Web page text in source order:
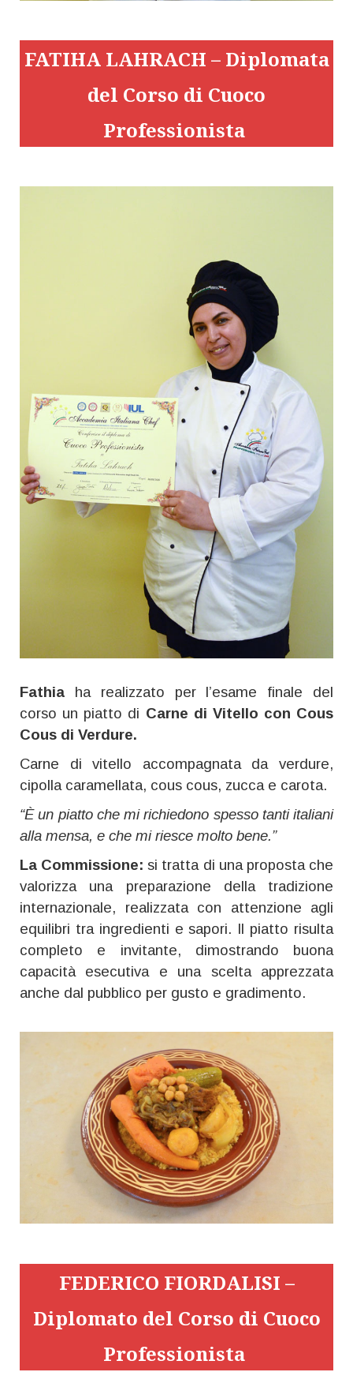
FATIHA LAHRACH – Diplomata
del Corso di Cuoco
Professionista
Fathia ha realizzato per l’esame finale del
corso un piatto di Carne di Vitello con Cous
Cous di Verdure.
Carne di vitello accompagnata da verdure,
cipolla caramellata, cous cous, zucca e carota.
“È un piatto che mi richiedono spesso tanti italiani
alla mensa, e che mi riesce molto bene.”
La Commissione:si tratta di una proposta che
valorizza una preparazione della tradizione
internazionale, realizzata con attenzione agli
equilibri tra ingredienti e sapori. Il piatto risulta
completo e invitante, dimostrando buona
capacità esecutiva e una scelta apprezzata
anche dal pubblico per gusto e gradimento.
FEDERICO FIORDALISI –
Diplomato del Corso di Cuoco
Professionista